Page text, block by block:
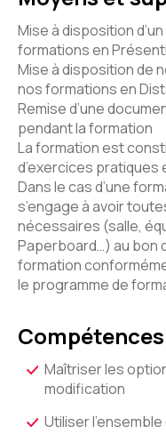
Mise à disposition
formations en
Mise à disposition de
nos formations en
Remise d’une
pendant la formation
La formation est
d’exercices pratiques
Dans le cas d’une
s’engage à avoir
nécessaires (salle,
Paperboard…) au bon
formation
le programme de
Compétences
Maîtriser les
modification
Utiliser